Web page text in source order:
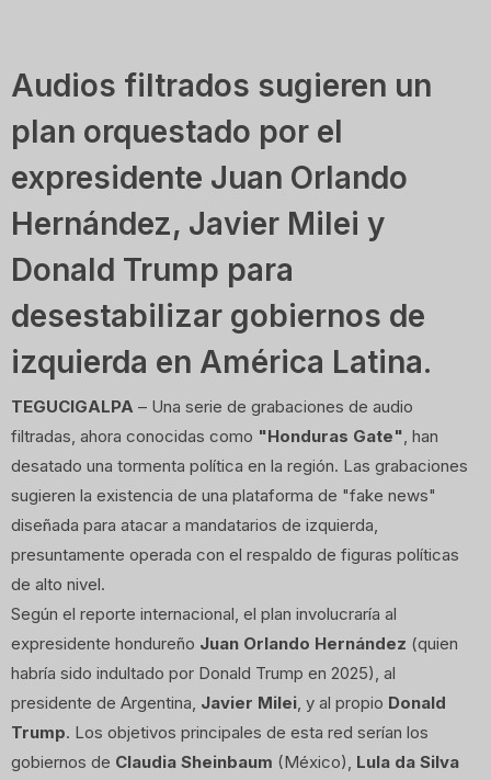
Audios filtrados sugieren un
plan orquestado por el
expresidente Juan Orlando
Hernández, Javier Milei y
Donald Trump para
desestabilizar gobiernos de
izquierda en América Latina.
TEGUCIGALPA – Una serie de grabaciones de audio
filtradas, ahora conocidas como "Honduras Gate", han
desatado una tormenta política en la región. Las grabaciones
sugieren la existencia de una plataforma de "fake news"
diseñada para atacar a mandatarios de izquierda,
presuntamente operada con el respaldo de figuras políticas
de alto nivel.
Según el reporte internacional, el plan involucraría al
expresidente hondureño Juan Orlando Hernández (quien
habría sido indultado por Donald Trump en 2025), al
presidente de Argentina, Javier Milei, y al propio Donald
Trump. Los objetivos principales de esta red serían los
gobiernos de Claudia Sheinbaum (México), Lula da Silva